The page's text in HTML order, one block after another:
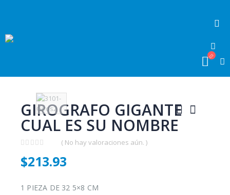
GIROGRAFO GIGANTE
CUAL ES SU NOMBRE
out
of
( No hay valoraciones aún. )
$213.93
1 PIEZA DE 32 5×8 CM